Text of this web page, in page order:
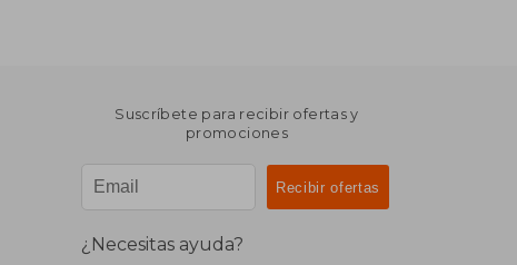
Suscríbete para recibir ofertas y
promociones
¿Necesitas ayuda?